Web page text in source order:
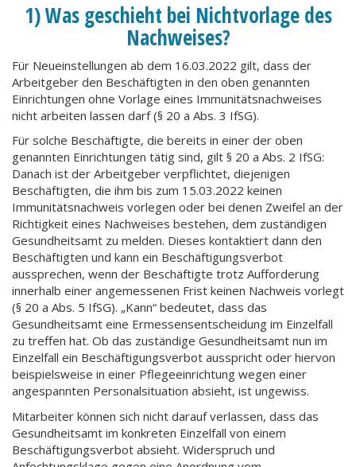
1) Was geschieht bei Nichtvorlage des
Nachweises?
Für Neueinstellungen ab dem 16.03.2022 gilt, dass der
Arbeitgeber den Beschäftigten in den oben genannten
Einrichtungen ohne Vorlage eines Immunitätsnachweises
nicht arbeiten lassen darf (§ 20 a Abs. 3 IfSG).
Für solche Beschäftigte, die bereits in einer der oben
genannten Einrichtungen tätig sind, gilt § 20 a Abs. 2 IfSG:
Danach ist der Arbeitgeber verpflichtet, diejenigen
Beschäftigten, die ihm bis zum 15.03.2022 keinen
Immunitätsnachweis vorlegen oder bei denen Zweifel an der
Richtigkeit eines Nachweises bestehen, dem zuständigen
Gesundheitsamt zu melden. Dieses kontaktiert dann den
Beschäftigten und kann ein Beschäftigungsverbot
aussprechen, wenn der Beschäftigte trotz Aufforderung
innerhalb einer angemessenen Frist keinen Nachweis vorlegt
(§ 20 a Abs. 5 IfSG). „Kann“ bedeutet, dass das
Gesundheitsamt eine Ermessensentscheidung im Einzelfall
zu treffen hat. Ob das zuständige Gesundheitsamt nun im
Einzelfall ein Beschäftigungsverbot ausspricht oder hiervon
beispielsweise in einer Pflegeeinrichtung wegen einer
angespannten Personalsituation absieht, ist ungewiss.
Mitarbeiter können sich nicht darauf verlassen, dass das
Gesundheitsamt im konkreten Einzelfall von einem
Beschäftigungsverbot absieht. Widerspruch und